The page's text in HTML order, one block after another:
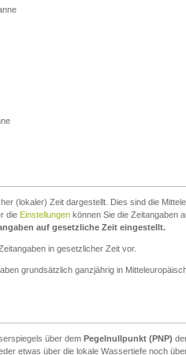
(lokaler) Zeit dargestellt. Dies sind die
die Einstellungen können Sie die Zeitangaben
auf gesetzliche Zeit eingestellt.
in gesetzlicher Zeit vor.
grundsätzlich ganzjährig in
über dem Pegelnullpunkt (PNP)
etwas über die lokale Wassertiefe noch